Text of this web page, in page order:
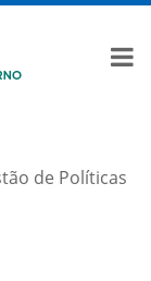
de Políticas